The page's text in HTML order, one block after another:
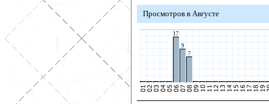
Просмотров в Августе
17
9
7